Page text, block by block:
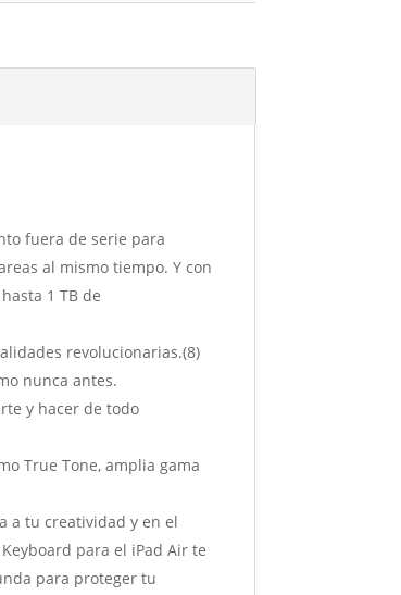
fuera de serie para
al mismo tiempo. Y con
1 TB de
revolucionarias.(8)
nunca antes.
y hacer de todo
True Tone, amplia gama
a tu creatividad y en el
para el iPad Air te
para proteger tu